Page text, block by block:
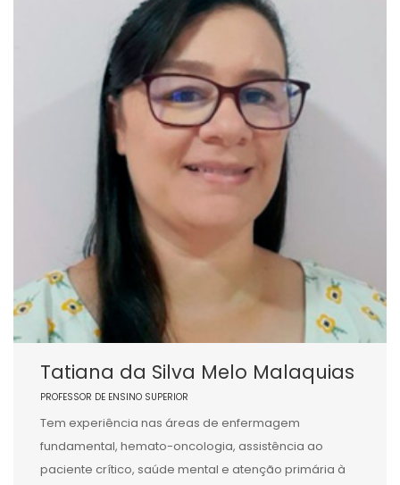
Tatiana da Silva Melo Malaquias
PROFESSOR DE ENSINO SUPERIOR
Tem experiência nas áreas de enfermagem
fundamental, hemato-oncologia, assistência ao
paciente crítico, saúde mental e atenção primária à